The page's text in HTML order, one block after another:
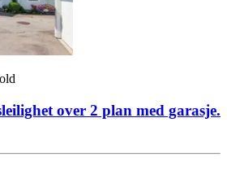
over 2 plan med garasje.